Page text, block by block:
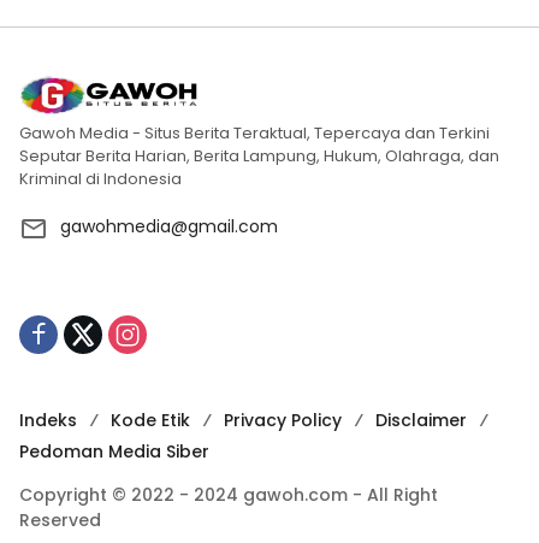
Gawoh Media - Situs Berita Teraktual, Tepercaya dan Terkini
Seputar Berita Harian, Berita Lampung, Hukum, Olahraga, dan
Kriminal di Indonesia
gawohmedia@gmail.com
Indeks Kode Etik Privacy Policy
Disclaimer
Pedoman Media Siber
Copyright © 2022 - 2024 gawoh.com - All Right
Reserved